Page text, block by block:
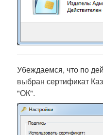
Убеждаемся, что по
выбран сертификат
"ОК".